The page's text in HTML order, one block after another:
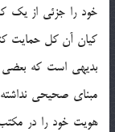
خود را جزئي از يک
کيان آن کل حمايت
بديهي است که بعضي
مبناي صحيحي نداشته
هويت خود را در